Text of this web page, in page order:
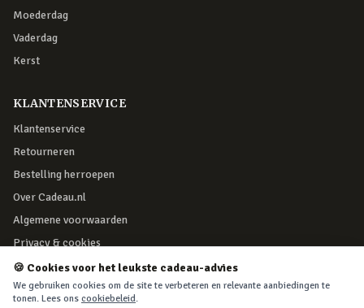
Moederdag
Vaderdag
Kerst
KLANTENSERVICE
Klantenservice
Retourneren
Bestelling herroepen
Over Cadeau.nl
Algemene voorwaarden
Privacy & cookies
VEILIG BETALEN
🍪 Cookies voor het leukste cadeau-advies
We gebruiken cookies om de site te verbeteren en relevante aanbiedingen te
tonen. Lees ons cookiebeleid.